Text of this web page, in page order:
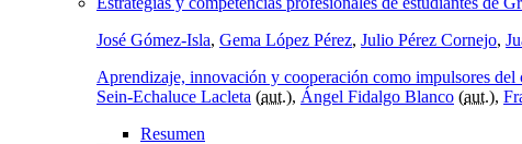
José Gómez-Isla, Gema López Pérez, Julio Pérez Cornejo,
Aprendizaje, innovación y cooperación como impulsores
Sein-Echaluce Lacleta (aut.), Ángel Fidalgo Blanco (aut.),
Resumen